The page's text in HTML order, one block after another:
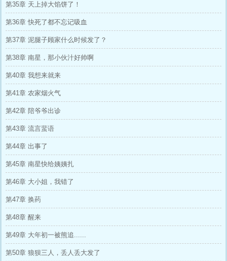
第35章 天上掉大馅饼了！
第36章 快死了都不忘记吸血
第37章 泥腿子顾家什么时候发了？
第38章 南星，那小伙汁好帅啊
第40章 我想来就来
第41章 农家烟火气
第42章 陪爷爷出诊
第43章 流言蜚语
第44章 出事了
第45章 南星快给姨姨扎
第46章 大小姐，我错了
第47章 换药
第48章 醒来
第49章 大年初一被熊追......
第50章 狼狈三人，丢人丢大发了